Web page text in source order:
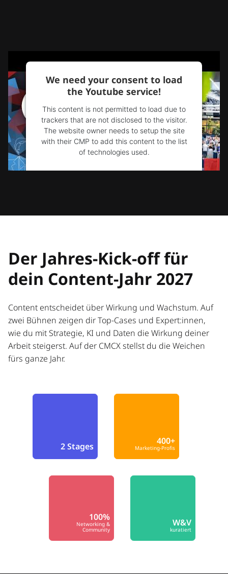
We need your consent to load
the Youtube service!
This content is not permitted to load due to
trackers that are not disclosed to the visitor.
The website owner needs to setup the site
with their CMP to add this content to the list
of technologies used.
Powered byUsercentrics Consent
Der Jahres-Kick-off für
dein Content-Jahr 2027
Content entscheidet über Wirkung und Wachstum. Auf
zwei Bühnen zeigen dir Top-Cases und Expert:innen,
wie du mit Strategie, KI und Daten die Wirkung deiner
Arbeit steigerst. Auf der CMCX stellst du die Weichen
fürs ganze Jahr.
2 Stages 400+
Marketing-Profis
100%
Networking &
Community
W&V
kuratiert